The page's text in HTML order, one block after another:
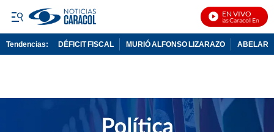
EN VIVO
Noticias Caracol En Vivo
Tendencias: DÉFICIT FISCAL MURIÓ ALFONSO LIZARAZO